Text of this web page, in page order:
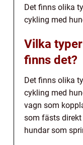
Det finns olika
cykling med
Vilka
finns det?
Det finns olika
cykling med
vagn som
som fästs direkt
hundar som